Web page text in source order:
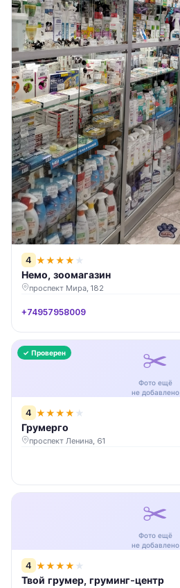
4 ★★★★ ★
Немо, зоомагазин
проспект Мира, 182
+74957958009
✂️
Фото ещё
не добавлено
✓ Проверен
4 ★★★★ ★
Грумерго
проспект Ленина, 61
✂️
Фото ещё
не добавлено
4 ★★★★ ★
Твой грумер, груминг-центр